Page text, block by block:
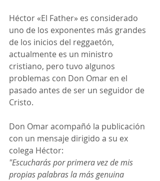
Héctor «El Father» es considerado
uno de los exponentes más grandes
de los inicios del reggaetón,
actualmente es un ministro
cristiano, pero tuvo algunos
problemas con Don Omar en el
pasado antes de ser un seguidor de
Cristo.
Don Omar acompañó la publicación
con un mensaje dirigido a su ex
colega Héctor:
"Escucharás por primera vez de mis
propias palabras la más genuina